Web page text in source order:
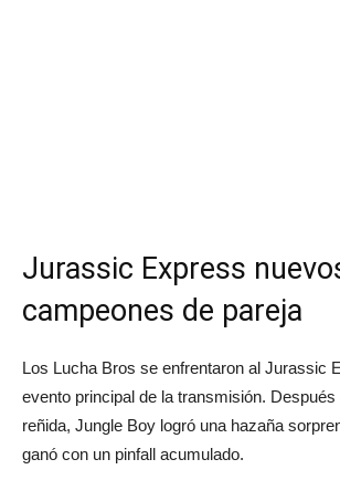
Jurassic Express
campeones de pareja
Los Lucha Bros se enfrentaron al Jurassic
evento principal de la transmisión. Después
reñida, Jungle Boy logró una hazaña
ganó con un pinfall acumulado.